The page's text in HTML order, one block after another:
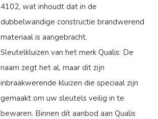
4102, wat inhoudt dat in de
dubbelwandige constructie brandwerend
materiaal is aangebracht.
Sleutelkluizen van het merk Qualis: De
naam zegt het al, maar dit zijn
inbraakwerende kluizen die speciaal zijn
gemaakt om uw sleutels veilig in te
bewaren. Binnen dit aanbod aan Qualis